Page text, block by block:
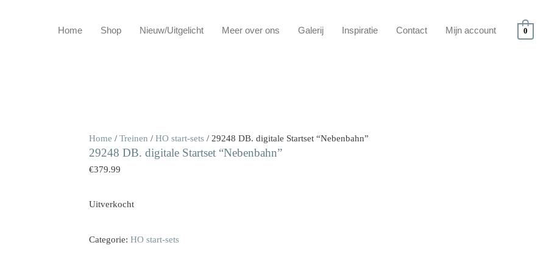
Home Shop Nieuw/Uitgelicht Meer over ons Galerij Inspiratie Contact Mijn account 0
Home / Treinen / HO start-sets/ 29248 DB. digitale Startset “Nebenbahn”
29248 DB. digitale Startset “Nebenbahn”
€379.99
Uitverkocht
Categorie: HO start-sets